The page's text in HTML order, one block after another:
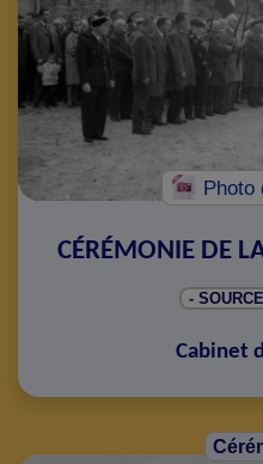
Photo
CÉRÉMONIE DE
-
Cabinet